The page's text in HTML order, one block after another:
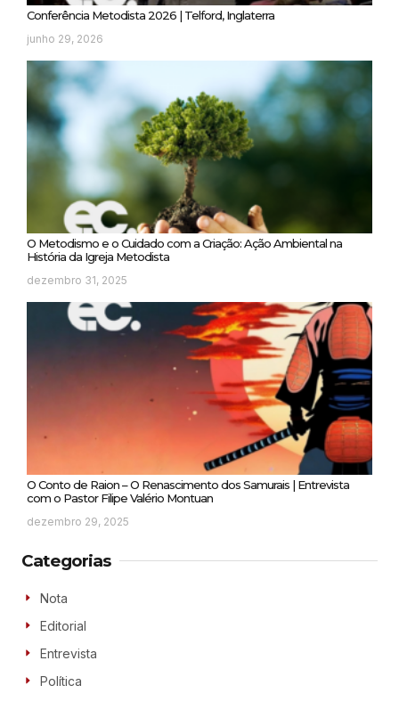
Conferência Metodista 2026 | Telford, Inglaterra
junho 29, 2026
O Metodismo e o Cuidado com a Criação: Ação Ambiental na
História da Igreja Metodista
dezembro 31, 2025
O Conto de Raion – O Renascimento dos Samurais | Entrevista
com o Pastor Filipe Valério Montuan
dezembro 29, 2025
Categorias
Nota
Editorial
Entrevista
Política